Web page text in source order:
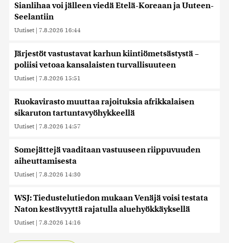
Sianlihaa voi jälleen viedä Etelä-Koreaan ja Uuteen-
Seelantiin
Uutiset | 7.8.2026 16:44
Järjestöt vastustavat karhun kiintiömetsästystä –
poliisi vetoaa kansalaisten turvallisuuteen
Uutiset | 7.8.2026 15:51
Ruokavirasto muuttaa rajoituksia afrikkalaisen
sikaruton tartuntavyöhykkeellä
Uutiset | 7.8.2026 14:57
Somejättejä vaaditaan vastuuseen riippuvuuden
aiheuttamisesta
Uutiset | 7.8.2026 14:30
WSJ: Tiedustelutiedon mukaan Venäjä voisi testata
Naton kestävyyttä rajatulla aluehyökkäyksellä
Uutiset | 7.8.2026 14:16